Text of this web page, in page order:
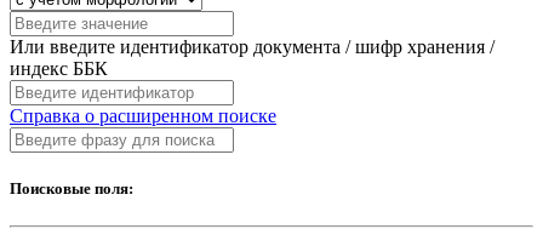
Или введите идентификатор документа / шифр хранения /
индекс ББК
Справка о расширенном поиске
Поисковые поля: